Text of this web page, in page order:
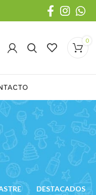
0
DESTACADOS